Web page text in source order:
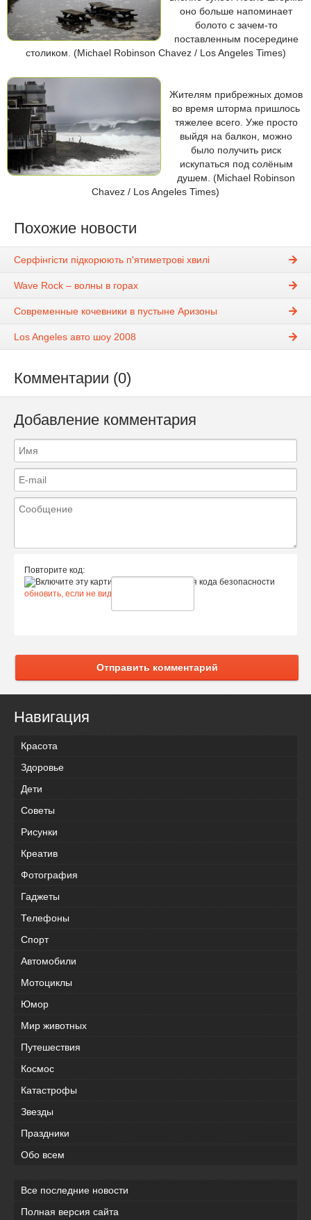
оно больше напоминает
болото с зачем-то
поставленным посередине
столиком. (Michael Robinson Chavez / Los Angeles Times)
Жителям прибрежных домов
во время шторма пришлось
тяжелее всего. Уже просто
выйдя на балкон, можно
было получить риск
искупаться под солёным
душем. (Michael Robinson
Chavez / Los Angeles Times)
Похожие новости
Серфінгісти підкорюють п'ятиметрові хвилі
Wave Rock – волны в горах
Современные кочевники в пустыне Аризоны
Los Angeles авто шоу 2008
Комментарии (0)
Добавление комментария
Повторите код:
обновить, если не виден код
Отправить комментарий
Навигация
Красота
Здоровье
Дети
Советы
Рисунки
Креатив
Фотография
Гаджеты
Телефоны
Спорт
Автомобили
Мотоциклы
Юмор
Мир животных
Путешествия
Космос
Катастрофы
Звезды
Праздники
Обо всем
Все последние новости
Полная версия сайта